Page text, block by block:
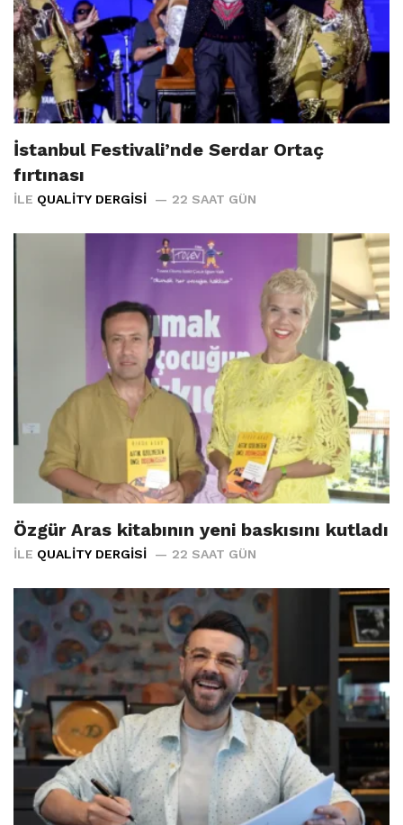
İstanbul Festivali’nde Serdar Ortaç
fırtınası
İLE QUALITY DERGISI 22 SAAT GÜN
Özgür Aras kitabının yeni baskısını kutladı
İLE QUALITY DERGISI 22 SAAT GÜN